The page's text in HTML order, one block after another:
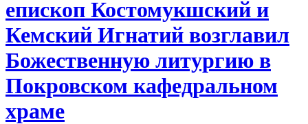
епископ Костомукшский и
Кемский Игнатий возглавил
Божественную литургию в
Покровском кафедральном
храме